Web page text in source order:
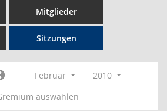
Mitglieder
Sitzungen
Februar
2010
auswählen